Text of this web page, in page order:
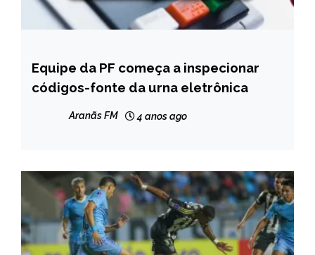
BRASIL
NOTÍCIAS
Equipe da PF começa a inspecionar
códigos-fonte da urna eletrônica
Aranãs FM 4 anos ago